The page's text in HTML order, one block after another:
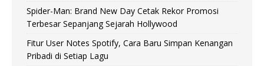
Spider-Man: Brand New Day Cetak Rekor Promosi
Terbesar Sepanjang Sejarah Hollywood
Fitur User Notes Spotify, Cara Baru Simpan Kenangan
Pribadi di Setiap Lagu